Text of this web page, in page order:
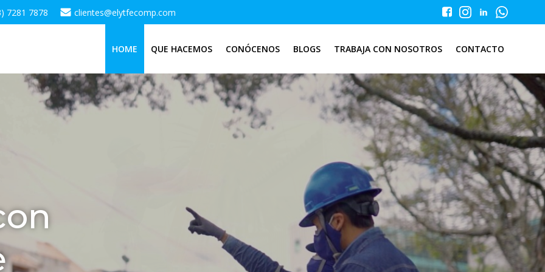
7281 7878 clientes@elytfecomp.com
HOME QUE HACEMOS CONÓCENOS BLOGS TRABAJA CON NOSOTROS CONTACTO